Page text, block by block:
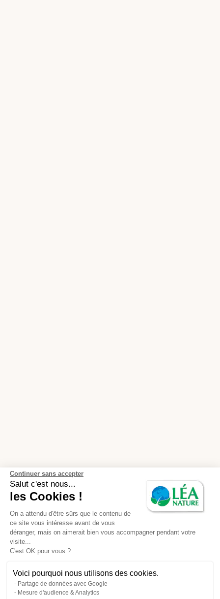
Continuer sans accepter
Salut c'est nous...
les Cookies !
On a attendu d'être sûrs que le contenu de
ce site vous intéresse avant de vous
déranger, mais on aimerait bien vous accompagner pendant votre
visite...
C'est OK pour vous ?
Voici pourquoi nous utilisons des cookies.
Partage de données avec Google
Mesure d'audience & Analytics